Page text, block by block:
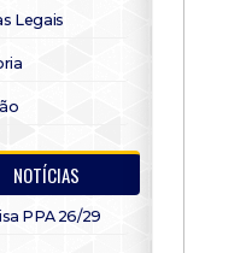
Legais
NOTÍCIAS
PPA 26/29